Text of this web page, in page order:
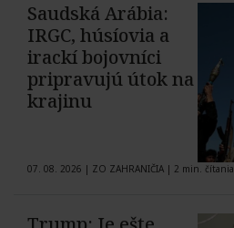
Saudská Arábia:
IRGC, húsíovia a
irackí bojovníci
pripravujú útok na
krajinu
07. 08. 2026 | ZO ZAHRANIČIA | 2 min. čítania